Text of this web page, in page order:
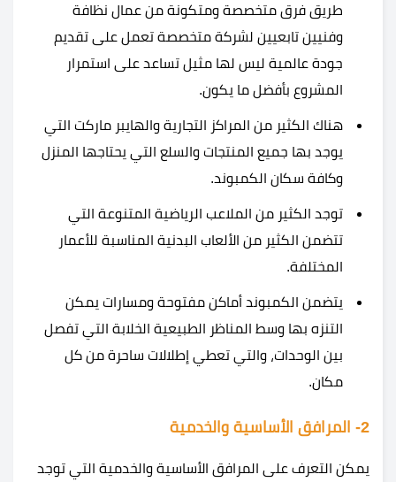
طريق فرق متخصصة ومتكونة من عمال نظافة
وفنيين تابعيين لشركة متخصصة تعمل على تقديم
جودة عالمية ليس لها مثيل تساعد على استمرار
المشروع بأفضل ما يكون.
هناك الكثير من المراكز التجارية والهايبر ماركت التي
يوجد بها جميع المنتجات والسلع التي يحتاجها المنزل
وكافة سكان الكمبوند.
توجد الكثير من الملاعب الرياضية المتنوعة التي
تتضمن الكثير من الألعاب البدنية المناسبة للأعمار
المختلفة.
يتضمن الكمبوند أماكن مفتوحة ومسارات يمكن
التنزه بها وسط المناظر الطبيعية الخلابة التي تفصل
بين الوحدات، والتي تعطي إطلالات ساحرة من كل
مكان.
2- المرافق الأساسية والخدمية
يمكن التعرف على المرافق الأساسية والخدمية التي توجد